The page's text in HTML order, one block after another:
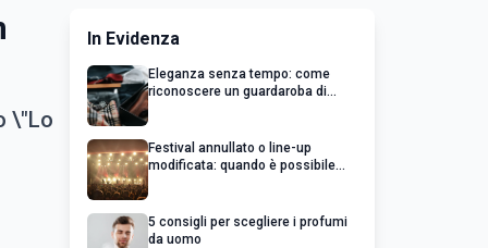
\"Lo
In Evidenza
Eleganza senza tempo: come
riconoscere un guardaroba di
Festival annullato o line-up
modificata: quando è possibile
5 consigli per scegliere i profumi
da uomo